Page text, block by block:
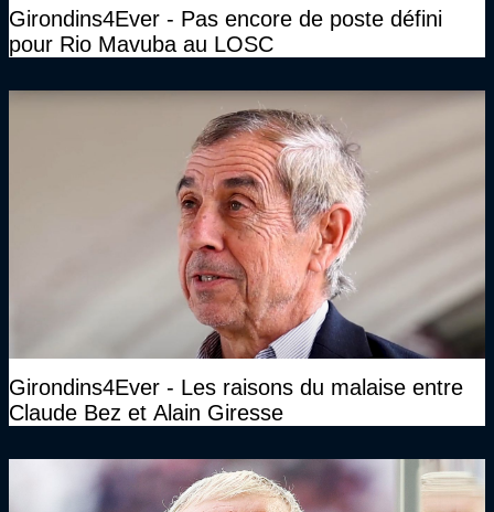
Girondins4Ever - Pas encore de poste défini
pour Rio Mavuba au LOSC
Girondins4Ever - Les raisons du malaise entre
Claude Bez et Alain Giresse